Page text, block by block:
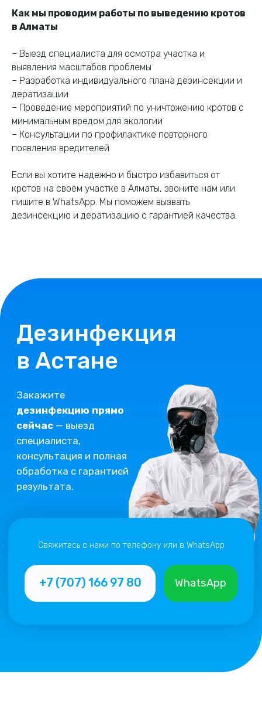
Как мы проводим работы по выведению кротов
в Алматы
– Выезд специалиста для осмотра участка и
выявления масштабов проблемы
– Разработка индивидуального плана дезинсекции и
дератизации
– Проведение мероприятий по уничтожению кротов с
минимальным вредом для экологии
– Консультации по профилактике повторного
появления вредителей
Если вы хотите надежно и быстро избавиться от
кротов на своем участке в Алматы, звоните нам или
пишите в WhatsApp. Мы поможем вызвать
дезинсекцию и дератизацию с гарантией качества.